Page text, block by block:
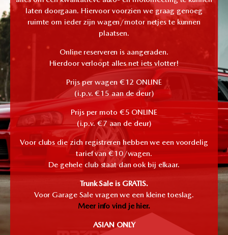
laten doorgaan. Hiervoor voorzien we graag genoeg
ruimte om ieder zijn wagen/motor netjes te kunnen
plaatsen.
Online reserveren is aangeraden.
Hierdoor verloopt alles net iets vlotter!
Prijs per wagen €12 ONLINE
(i.p.v. €15 aan de deur)
Prijs per moto €5 ONLINE
(i.p.v. €7 aan de deur)
Voor clubs die zich registreren hebben we een voordelig
tarief van €10/wagen.
De gehele club staat dan ook bij elkaar.
Trunk Sale is GRATIS.
Voor Garage Sale vragen we een kleine toeslag.
Meer info vind je hier.
ASIAN ONLY